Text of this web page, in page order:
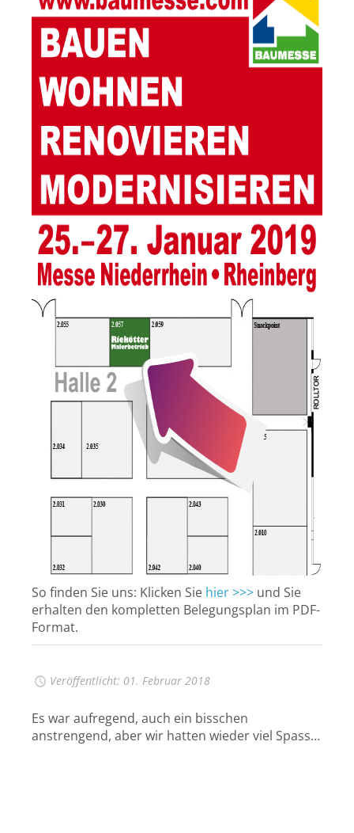
So finden Sie uns: Klicken Sie hier >>> und Sie
erhalten den kompletten Belegungsplan im PDF-
Format.
Veröffentlicht: 01. Februar 2018
Es war aufregend, auch ein bisschen
anstrengend, aber wir hatten wieder viel Spass…